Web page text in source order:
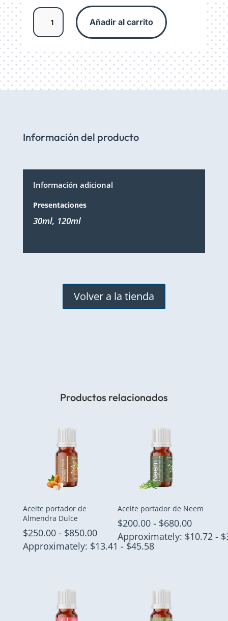
Aceite
portador
de
cantidad
Añadir al carrito
Información del producto
Información adicional
Presentaciones
30ml, 120ml
Volver a la tienda
Productos relacionados
Aceite portador de
Almendra Dulce
$250.00 - $850.00Rango
de
Approximately: $13.41 - $45.58
Aceite portador de Neem
$200.00 - $680.00Rango
de
Approximately: $10.72 -